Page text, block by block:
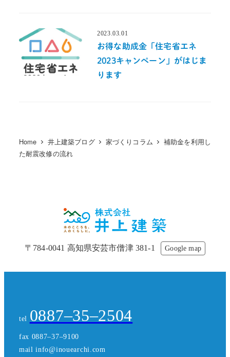
お得な助成金「住宅省エネ
2023キャンペーン」がはじま
ります
投稿日
2023.03.01
Home 井上建築ブログ 家づくりコラム
補助金を利用し
た耐震改修の流れ
〒784-0041 高知県安芸市僧津 381-1 Google map
tel 0887–35–2504
fax 0887–37–9100
mail info@inouearchi.com